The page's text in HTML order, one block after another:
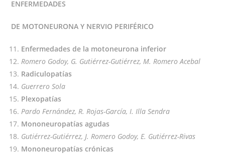
ENFERMEDADES
DE MOTONEURONA Y NERVIO PERIFÉRICO
Enfermedades de la motoneurona inferior
Romero Godoy, G. Gutiérrez-Gutiérrez, M. Romero Acebal
Radiculopatías
Guerrero Sola
Plexopatías
Pardo Fernández, R. Rojas-García, I. Illa Sendra
Mononeuropatías agudas
Gutiérrez-Gutiérrez, J. Romero Godoy, E. Gutiérrez-Rivas
Mononeuropatías crónicas